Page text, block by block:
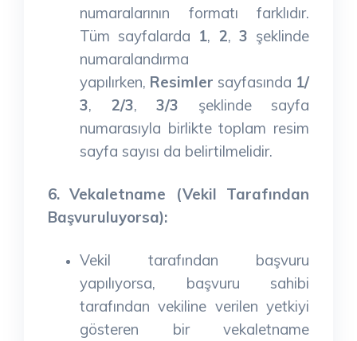
numaralarının formatı farklıdır.
Tüm sayfalarda 1, 2, 3 şeklinde
numaralandırma
yapılırken, Resimler sayfasında 1/
3, 2/3, 3/3 şeklinde sayfa
numarasıyla birlikte toplam resim
sayfa sayısı da belirtilmelidir.
6. Vekaletname (Vekil Tarafından
Başvuruluyorsa):
Vekil tarafından başvuru
yapılıyorsa, başvuru sahibi
tarafından vekiline verilen yetkiyi
gösteren bir vekaletname